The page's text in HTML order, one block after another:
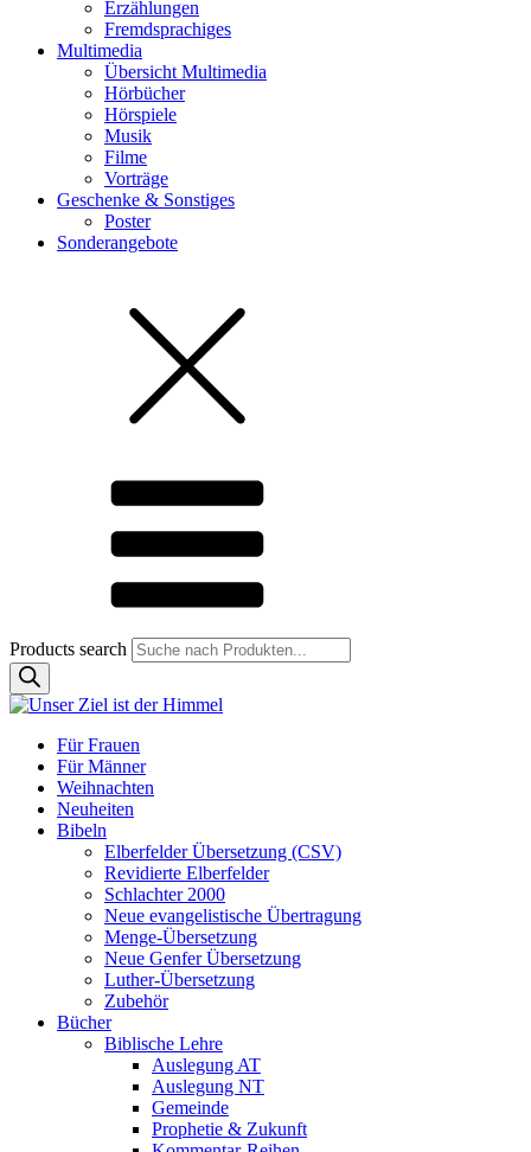
Erzählungen
Fremdsprachiges
Multimedia
Übersicht Multimedia
Hörbücher
Hörspiele
Musik
Filme
Vorträge
Geschenke & Sonstiges
Poster
Sonderangebote
Products search
Für Frauen
Für Männer
Weihnachten
Neuheiten
Bibeln
Elberfelder Übersetzung (CSV)
Revidierte Elberfelder
Schlachter 2000
Neue evangelistische Übertragung
Menge-Übersetzung
Neue Genfer Übersetzung
Luther-Übersetzung
Zubehör
Bücher
Biblische Lehre
Auslegung AT
Auslegung NT
Gemeinde
Prophetie & Zukunft